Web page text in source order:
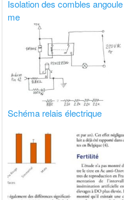
Isolation des combles angoule
me
Schéma relais électrique